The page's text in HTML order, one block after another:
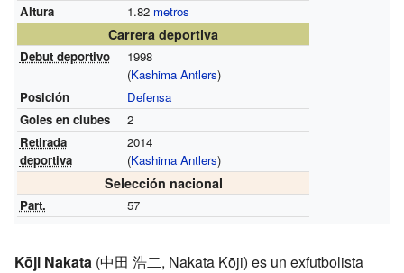
Altura
1.82 metros
Carrera deportiva
Debut deportivo
1998
(Kashima Antlers)
Posición
Defensa
Goles en clubes
2
Retirada
deportiva
2014
(Kashima Antlers)
Selección nacional
Part. 57
Kōji Nakata (中田 浩二, Nakata Kōji) es un exfutbolista